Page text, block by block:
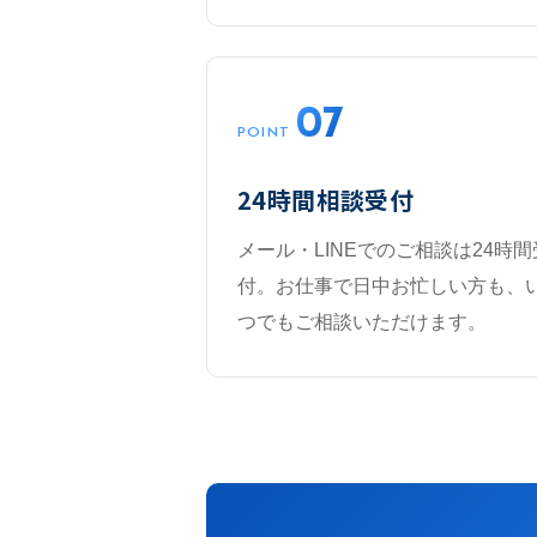
POINT 07
24時間相談受付
メール・LINEでのご相談は24時間
付。お仕事で日中お忙しい方も、
つでもご相談いただけます。